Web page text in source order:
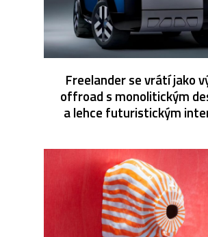
Freelander se vrátí jako
offroad s monolitickým
a lehce futuristickým